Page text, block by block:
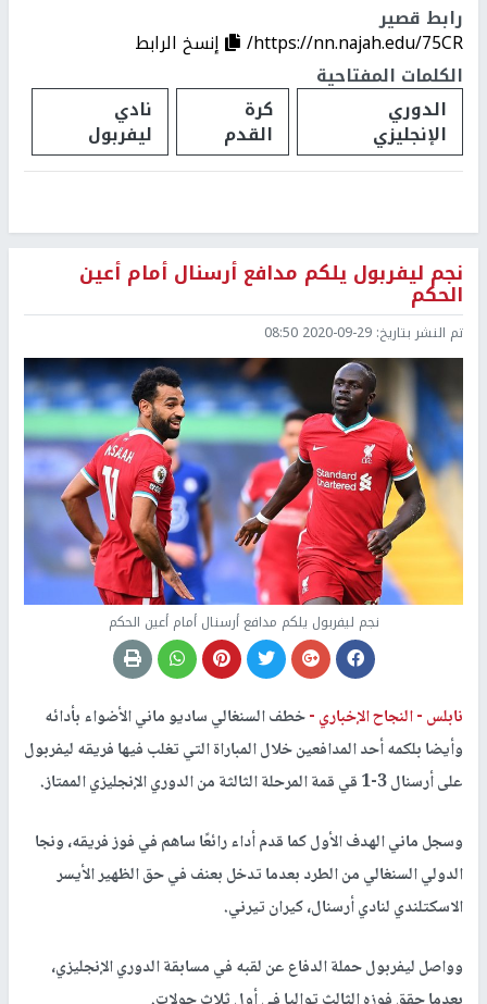
رابط قصير
https://nn.najah.edu/75CR/
إنسخ الرابط
الكلمات المفتاحية
الدوري
الإنجليزي
كرة
القدم
نادي
ليفربول
نجم ليفربول يلكم مدافع أرسنال أمام أعين
الحكم
تم النشر بتاريخ: 2020-09-29 08:50
نجم ليفربول يلكم مدافع أرسنال أمام أعين الحكم
نابلس -النجاح الإخباري -خطف السنغالي ساديو ماني الأضواء بأدائه
وأيضا بلكمه أحد المدافعين خلال المباراة التي تغلب فيها فريقه ليفربول
على أرسنال 3-1 قي قمة المرحلة الثالثة من الدوري الإنجليزي الممتاز.
وسجل ماني الهدف الأول كما قدم أداء رائعًا ساهم في فوز فريقه، ونجا
الدولي السنغالي من الطرد بعدما تدخل بعنف في حق الظهير الأيسر
الاسكتلندي لنادي أرسنال، كيران تيرني.
وواصل ليفربول حملة الدفاع عن لقبه في مسابقة الدوري الإنجليزي،